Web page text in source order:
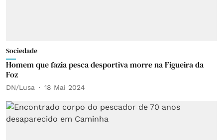
Sociedade
Homem que fazia pesca desportiva morre na Figueira da
Foz
DN/Lusa 18 Mai 2024